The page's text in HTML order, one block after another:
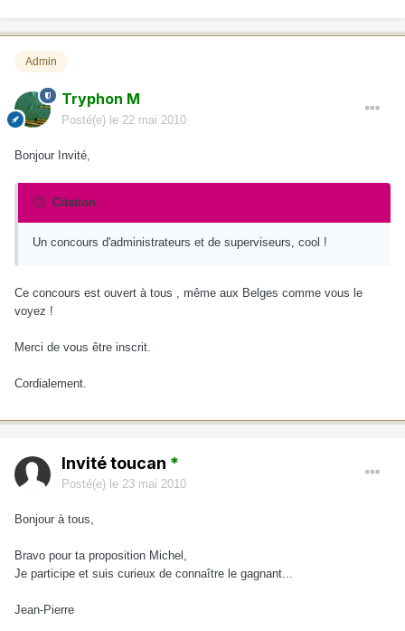
Admin
Tryphon M
Posté(e) le 22 mai 2010
Bonjour Invité,
Citation
Un concours d'administrateurs et de superviseurs, cool !
Ce concours est ouvert à tous , même aux Belges comme vous le
voyez !
Merci de vous être inscrit.
Cordialement.
Invité toucan *
Posté(e) le 23 mai 2010
Bonjour à tous,
Bravo pour ta proposition Michel,
Je participe et suis curieux de connaître le gagnant...
Jean-Pierre